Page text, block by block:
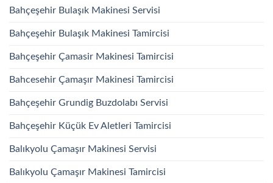
Bahçeşehir Bulaşık Makinesi Servisi
Bahçeşehir Bulaşık Makinesi Tamircisi
Bahçeşehir Çamasir Makinesi Tamircisi
Bahcesehir Çamaşır Makinesi Tamircisi
Bahçeşehir Grundig Buzdolabı Servisi
Bahçeşehir Küçük Ev Aletleri Tamircisi
Balıkyolu Çamaşır Makinesi Servisi
Balıkyolu Çamaşır Makinesi Tamircisi